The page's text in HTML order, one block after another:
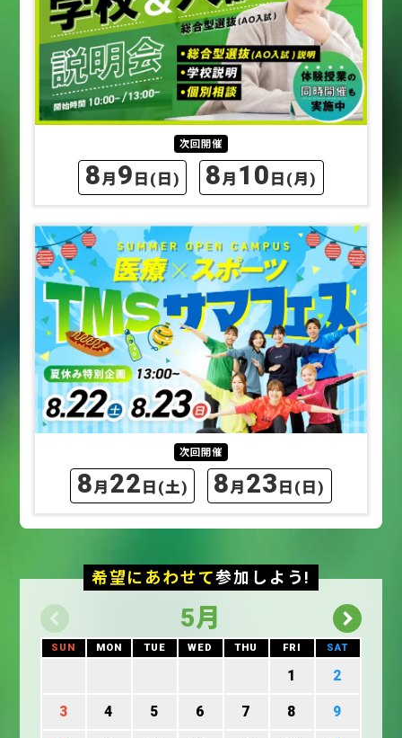
次回開催
8月 9 日 (日) 8月 10 日 (月)
次回開催
8月 22 日 (土) 8月 23 日 (日)
希望にあわせて参加しよう!
5月
SUN MON TUE WED THU FRI SAT
1 2
3 4 5 6 7 8 9